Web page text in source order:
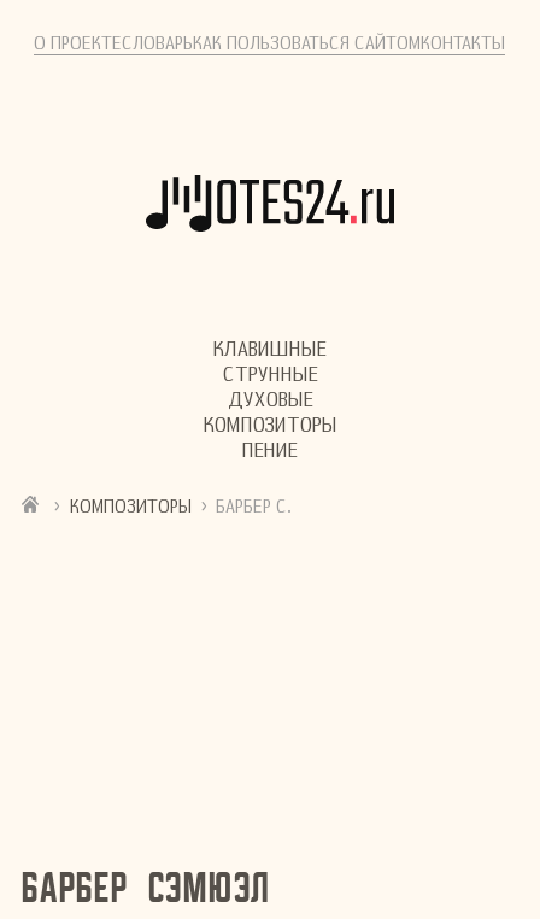
О ПРОЕКТЕСЛОВАРЬКАК ПОЛЬЗОВАТЬСЯ САЙТОМКОНТАКТЫ
КЛАВИШНЫЕ
СТРУННЫЕ
ДУХОВЫЕ
КОМПОЗИТОРЫ
ПЕНИЕ
› КОМПОЗИТОРЫ › БАРБЕР С.
Барбер Сэмюэл